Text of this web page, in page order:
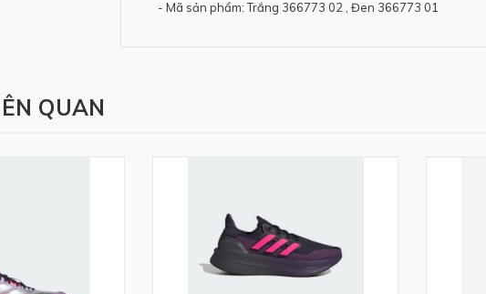
- Mã sản phẩm: Trắng 366773 02 , Đen 366773 01
QUAN